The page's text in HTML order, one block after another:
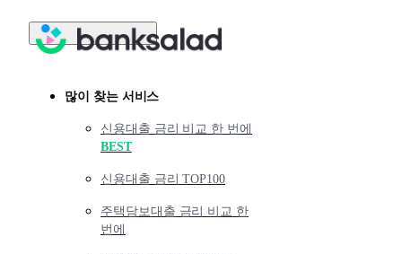
많이 찾는 서비스
신용대출 금리 비교 한 번에
BEST
신용대출 금리 TOP100
주택담보대출 금리 비교 한
번에